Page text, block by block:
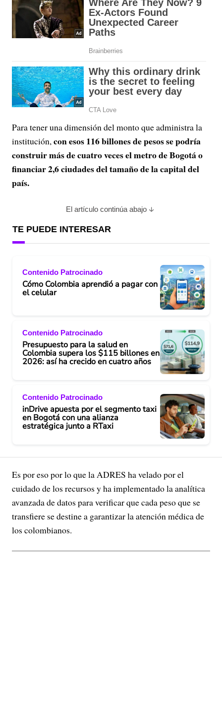
Para tener una dimensión del monto que administra la
institución,con esos 116 billones de pesos se podría
construir más de cuatro veces el metro de Bogotá o
financiar 2,6 ciudades del tamaño de la capital del
país.
El artículo continúa abajo
TE PUEDE INTERESAR
Contenido Patrocinado
Cómo Colombia aprendió a pagar con
el celular
Contenido Patrocinado
Presupuesto para la salud en
Colombia supera los $115 billones en
2026: así ha crecido en cuatro años
Contenido Patrocinado
inDrive apuesta por el segmento taxi
en Bogotá con una alianza
estratégica junto a RTaxi
Es por eso por lo que la ADRES ha velado por el
cuidado de los recursos y ha implementado la analítica
avanzada de datos para verificar que cada peso que se
transfiere se destine a garantizar la atención médica de
los colombianos.